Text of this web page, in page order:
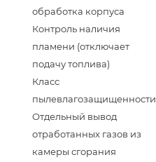
обработка корпуса
Контроль наличия
пламени (отключает
подачу топлива)
Класс
пылевлагозащищенности
Отдельный вывод
отработанных газов из
камеры сгорания